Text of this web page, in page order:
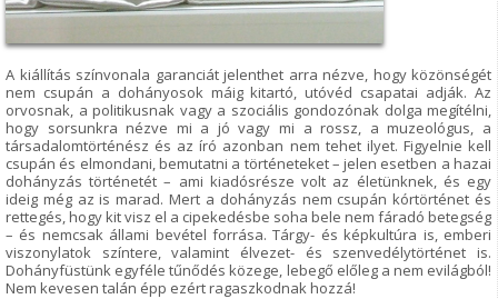
A kiállítás színvonala garanciát jelenthet arra nézve, hogy közönségét
nem csupán a dohányosok máig kitartó, utóvéd csapatai adják. Az
orvosnak, a politikusnak vagy a szociális gondozónak dolga megítélni,
hogy sorsunkra nézve mi a jó vagy mi a rossz, a muzeológus, a
társadalomtörténész és az író azonban nem tehet ilyet. Figyelnie kell
csupán és elmondani, bemutatni a történeteket – jelen esetben a hazai
dohányzás történetét – ami kiadósrésze volt az életünknek, és egy
ideig még az is marad. Mert a dohányzás nem csupán kórtörténet és
rettegés, hogy kit visz el a cipekedésbe soha bele nem fáradó betegség
– és nemcsak állami bevétel forrása. Tárgy- és képkultúra is, emberi
viszonylatok színtere, valamint élvezet- és szenvedélytörténet is.
Dohányfüstünk egyféle tűnődés közege, lebegő előleg a nem evilágból!
Nem kevesen talán épp ezért ragaszkodnak hozzá!